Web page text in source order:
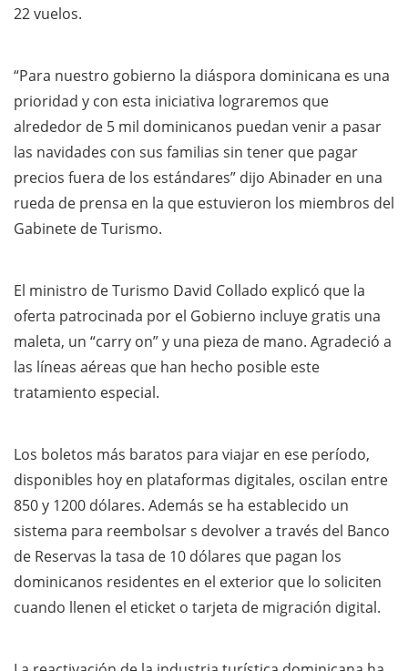
22 vuelos.
“Para nuestro gobierno la diáspora dominicana es una
prioridad y con esta iniciativa lograremos que
alrededor de 5 mil dominicanos puedan venir a pasar
las navidades con sus familias sin tener que pagar
precios fuera de los estándares” dijo Abinader en una
rueda de prensa en la que estuvieron los miembros del
Gabinete de Turismo.
El ministro de Turismo David Collado explicó que la
oferta patrocinada por el Gobierno incluye gratis una
maleta, un “carry on” y una pieza de mano. Agradeció a
las líneas aéreas que han hecho posible este
tratamiento especial.
Los boletos más baratos para viajar en ese período,
disponibles hoy en plataformas digitales, oscilan entre
850 y 1200 dólares. Además se ha establecido un
sistema para reembolsar s devolver a través del Banco
de Reservas la tasa de 10 dólares que pagan los
dominicanos residentes en el exterior que lo soliciten
cuando llenen el eticket o tarjeta de migración digital.